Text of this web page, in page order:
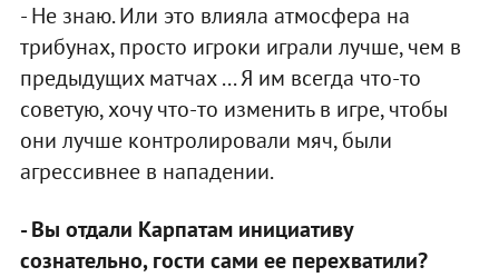
- Не знаю. Или это влияла атмосфера на
трибунах, просто игроки играли лучше, чем в
предыдущих матчах ... Я им всегда что-то
советую, хочу что-то изменить в игре, чтобы
они лучше контролировали мяч, были
агрессивнее в нападении.
- Вы отдали Карпатам инициативу
сознательно, гости сами ее перехватили?